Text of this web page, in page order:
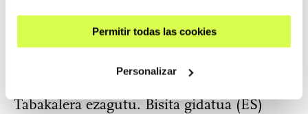
Permitir todas las cookies
Personalizar
Izen-emateak zabalik
Tabakalera ezagutu. Bisita gidatua (ES)